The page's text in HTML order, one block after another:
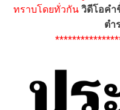
ทราบโดยทั่วกัน วิดีโอคำ
ตำ